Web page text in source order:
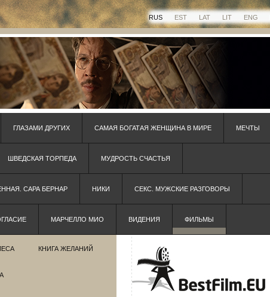
RUS EST LAT LIT ENG
ГЛАЗАМИ ДРУГИХ САМАЯ БОГАТАЯ ЖЕНЩИНА В МИРЕ МЕЧТЫ
ШВЕДСКАЯ ТОРПЕДА МУДРОСТЬ СЧАСТЬЯ
САРА БЕРНАР НИКИ СЕКС. МУЖСКИЕ РАЗГОВОРЫ
МАРЧЕЛЛО МИО ВИДЕНИЯ ФИЛЬМЫ
КНИГА ЖЕЛАНИЙ